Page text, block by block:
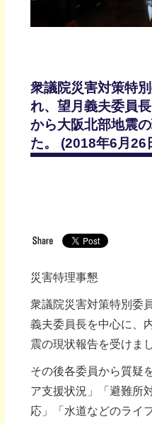
衆議院災害対策特
れ、望月義夫委員
から大阪北部地震
た。 (2018年6月26
災害特理事懇
衆議院災害対策特別委
義夫委員長を中心に、
震の現状報告を受けまし
その後各委員から質疑
ア支援状況」「避難所
応」「水道などのライ